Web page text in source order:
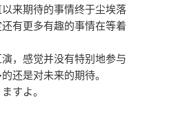
来期待的事情终于尘埃落
有更多有趣的事情在等着
，感觉并没有特别地参与
还是对未来的期待。
すよ。